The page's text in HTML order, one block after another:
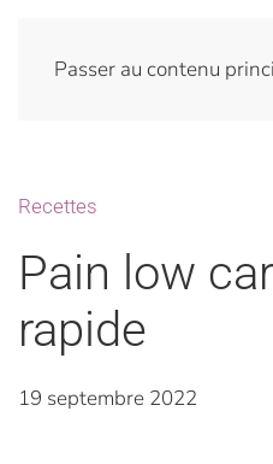
Passer au contenu
Recettes
Pain low
rapide
19 septembre 2022